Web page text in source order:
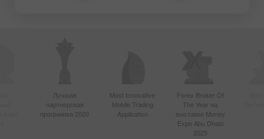
Лучшая
партнерская
программа 2020
Most Innovative
Mobile Trading
Application
Forex Broker Of
The Year на
выставке Money
Expo Abu Dhabi
2025